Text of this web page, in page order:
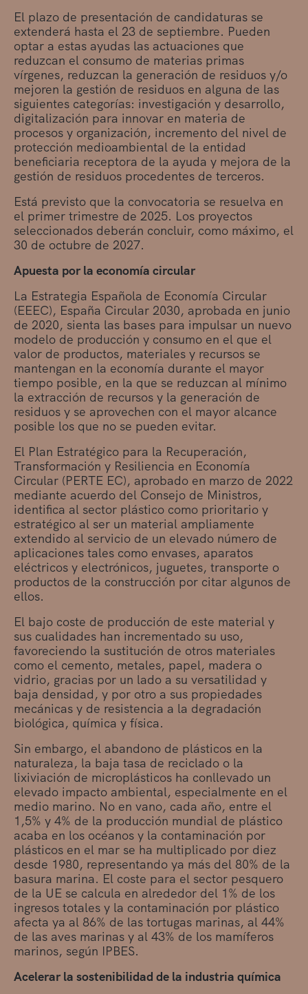
El plazo de presentación de candidaturas se
extenderá hasta el 23 de septiembre. Pueden
optar a estas ayudas las actuaciones que
reduzcan el consumo de materias primas
vírgenes, reduzcan la generación de residuos y/o
mejoren la gestión de residuos en alguna de las
siguientes categorías: investigación y desarrollo,
digitalización para innovar en materia de
procesos y organización, incremento del nivel de
protección medioambiental de la entidad
beneficiaria receptora de la ayuda y mejora de la
gestión de residuos procedentes de terceros.
Está previsto que la convocatoria se resuelva en
el primer trimestre de 2025. Los proyectos
seleccionados deberán concluir, como máximo, el
30 de octubre de 2027.
Apuesta por la economía circular
La Estrategia Española de Economía Circular
(EEEC), España Circular 2030, aprobada en junio
de 2020, sienta las bases para impulsar un nuevo
modelo de producción y consumo en el que el
valor de productos, materiales y recursos se
mantengan en la economía durante el mayor
tiempo posible, en la que se reduzcan al mínimo
la extracción de recursos y la generación de
residuos y se aprovechen con el mayor alcance
posible los que no se pueden evitar.
El Plan Estratégico para la Recuperación,
Transformación y Resiliencia en Economía
Circular (PERTE EC), aprobado en marzo de 2022
mediante acuerdo del Consejo de Ministros,
identifica al sector plástico como prioritario y
estratégico al ser un material ampliamente
extendido al servicio de un elevado número de
aplicaciones tales como envases, aparatos
eléctricos y electrónicos, juguetes, transporte o
productos de la construcción por citar algunos de
ellos.
El bajo coste de producción de este material y
sus cualidades han incrementado su uso,
favoreciendo la sustitución de otros materiales
como el cemento, metales, papel, madera o
vidrio, gracias por un lado a su versatilidad y
baja densidad, y por otro a sus propiedades
mecánicas y de resistencia a la degradación
biológica, química y física.
Sin embargo, el abandono de plásticos en la
naturaleza, la baja tasa de reciclado o la
lixiviación de microplásticos ha conllevado un
elevado impacto ambiental, especialmente en el
medio marino. No en vano, cada año, entre el
1,5% y 4% de la producción mundial de plástico
acaba en los océanos y la contaminación por
plásticos en el mar se ha multiplicado por diez
desde 1980, representando ya más del 80% de la
basura marina. El coste para el sector pesquero
de la UE se calcula en alrededor del 1% de los
ingresos totales y la contaminación por plástico
afecta ya al 86% de las tortugas marinas, al 44%
de las aves marinas y al 43% de los mamíferos
marinos, según IPBES.
Acelerar la sostenibilidad de la industria química